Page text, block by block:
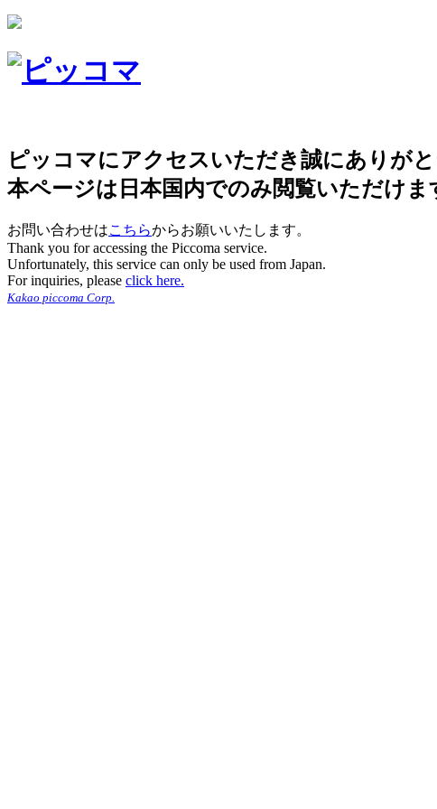
ピッコマにアクセスいただき誠にありがと
本ページは日本国内でのみ閲覧いただけま
お問い合わせはこちらからお願いいたします。
Thank you for accessing the Piccoma service.
Unfortunately, this service can only be used from Japan.
For inquiries, please click here.
Kakao piccoma Corp.